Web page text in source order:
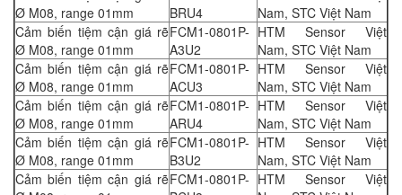
Ø M08, range 01mm
BRU4
Nam, STC Việt Nam
Cảm biến tiệm cận giá rẽ
Ø M08, range 01mm
FCM1-0801P-
A3U2
HTM Sensor Việt
Nam, STC Việt Nam
Cảm biến tiệm cận giá rẽ
Ø M08, range 01mm
FCM1-0801P-
ACU3
HTM Sensor Việt
Nam, STC Việt Nam
Cảm biến tiệm cận giá rẽ
Ø M08, range 01mm
FCM1-0801P-
ARU4
HTM Sensor Việt
Nam, STC Việt Nam
Cảm biến tiệm cận giá rẽ
Ø M08, range 01mm
FCM1-0801P-
B3U2
HTM Sensor Việt
Nam, STC Việt Nam
Cảm biến tiệm cận giá rẽFCM1-0801P- HTM Sensor Việt